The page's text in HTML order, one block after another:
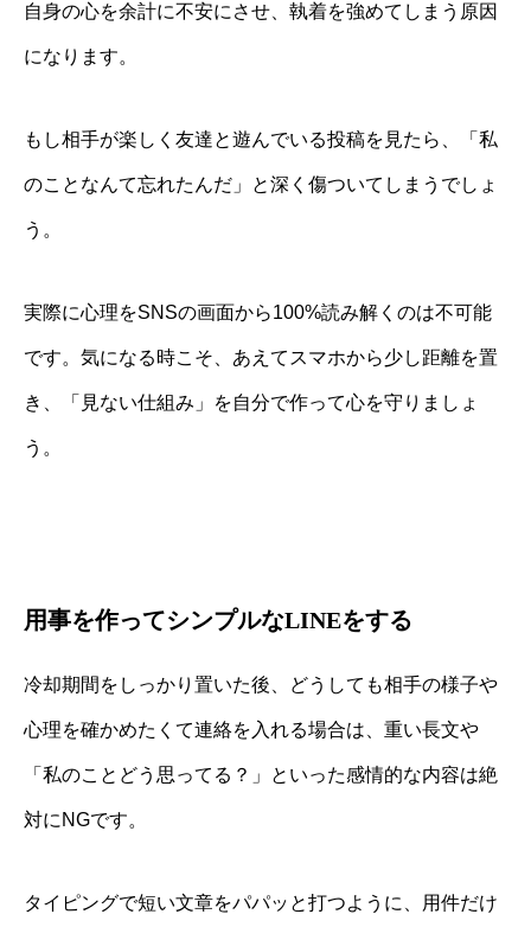
自身の心を余計に不安にさせ、執着を強めてしまう原因
になります。
もし相手が楽しく友達と遊んでいる投稿を見たら、「私
のことなんて忘れたんだ」と深く傷ついてしまうでしょ
う。
実際に心理をSNSの画面から100%読み解くのは不可能
です。気になる時こそ、あえてスマホから少し距離を置
き、「見ない仕組み」を自分で作って心を守りましょ
う。
用事を作ってシンプルなLINEをする
冷却期間をしっかり置いた後、どうしても相手の様子や
心理を確かめたくて連絡を入れる場合は、重い長文や
「私のことどう思ってる？」といった感情的な内容は絶
対にNGです。
タイピングで短い文章をパパッと打つように、用件だけ